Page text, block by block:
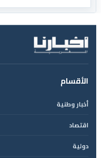
الأقسام
أخبار وطنية
اقتصاد
دولية